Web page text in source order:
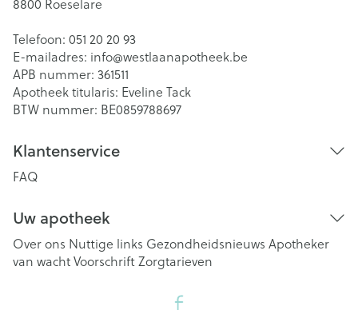
Telefoon: 051 20 20 93
E-mailadres: info@westlaanapotheek.be
APB nummer: 361511
Apotheek titularis: Eveline Tack
BTW nummer: BE0859788697
Klantenservice
FAQ
Uw apotheek
Over ons Nuttige links Gezondheidsnieuws Apotheker
van wachtVoorschriftZorgtarieven